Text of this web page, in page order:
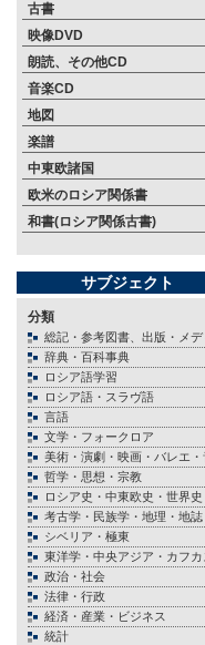
古書
映像DVD
朗読、その他CD
音楽CD
地図
楽譜
中東欧諸国
欧米のロシア関係書
和書(ロシア関係古書)
サブジェクト
分類
総記・参考図書、出版・メデ
辞典・百科事典
ロシア語学習
ロシア語・スラヴ語
言語
文学・フォークロア
美術・演劇・映画・バレエ・
哲学・思想・宗教
ロシア史・中東欧史・世界史
考古学・民族学・地理・地誌
シベリア・極東
東洋学・中央アジア・カフカ
政治・社会
法律・行政
経済・産業・ビジネス
統計